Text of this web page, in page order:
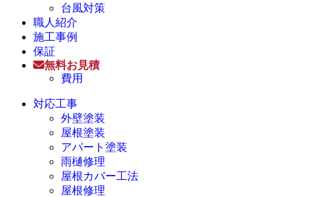
台風対策
職人紹介
施工事例
保証
無料お見積
費用
対応工事
外壁塗装
屋根塗装
アパート塗装
雨樋修理
屋根カバー工法
屋根修理